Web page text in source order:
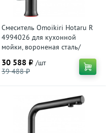
Смеситель Omoikiri Hotaru R
4994026 для кухонной
мойки, вороненая сталь/
30 588 ₽ /шт
39 488 ₽